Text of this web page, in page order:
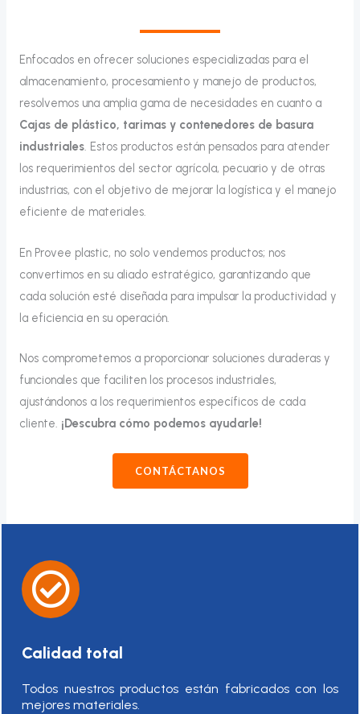
Enfocados en ofrecer soluciones especializadas para el
almacenamiento, procesamiento y manejo de productos,
resolvemos una amplia gama de necesidades en cuanto a
Cajas de plástico, tarimas y contenedores de basura
industriales. Estos productos están pensados para atender
los requerimientos del sector agrícola, pecuario y de otras
industrias, con el objetivo de mejorar la logística y el manejo
eficiente de materiales.
En Provee plastic, no solo vendemos productos; nos
convertimos en su aliado estratégico, garantizando que
cada solución esté diseñada para impulsar la productividad y
la eficiencia en su operación.
Nos comprometemos a proporcionar soluciones duraderas y
funcionales que faciliten los procesos industriales,
ajustándonos a los requerimientos específicos de cada
cliente. ¡Descubra cómo podemos ayudarle!
CONTÁCTANOS
Calidad total
Todos nuestros productos están fabricados con los
mejores materiales.